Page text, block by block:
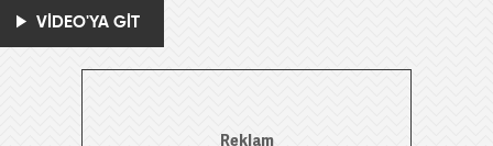
VİDEO'YA GİT